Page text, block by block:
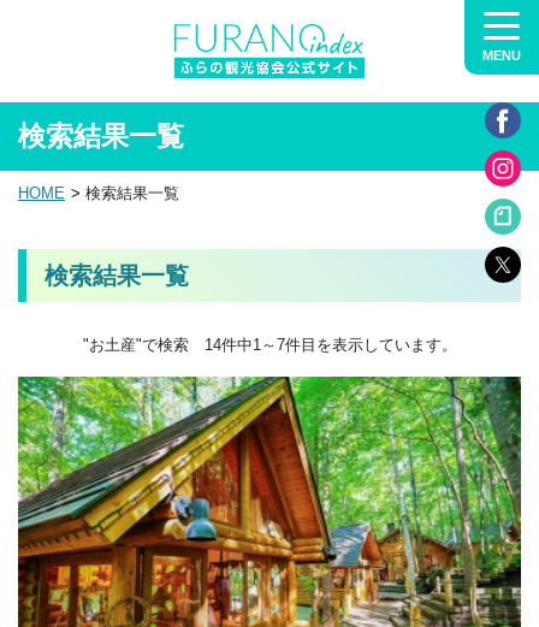
MENU
検索結果一覧
HOME 検索結果一覧
検索結果一覧
"お土産"で検索 14件中1～7件目を表示しています。